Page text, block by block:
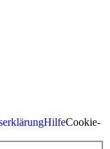
HilfeCookie-